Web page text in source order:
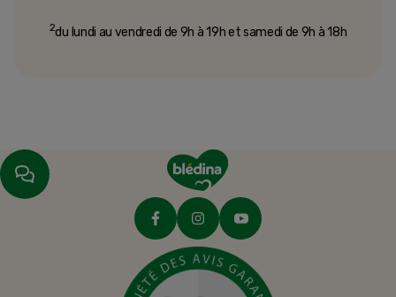
2du lundi au vendredi de 9h à 19h et samedi de 9h à 18h